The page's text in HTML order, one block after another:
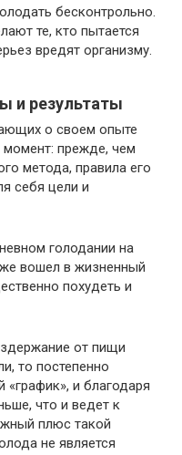
бесконтрольно.
те, кто пытается
вредят организму.
и результаты
о своем опыте
прежде, чем
метода, правила его
себя цели и
голодании на
вошел в жизненный
похудеть и
от пищи
то постепенно
«график», и благодаря
что и ведет к
плюс такой
не является